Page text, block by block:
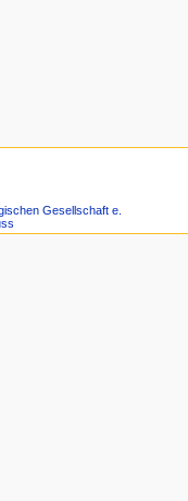
Gesellschaft e.